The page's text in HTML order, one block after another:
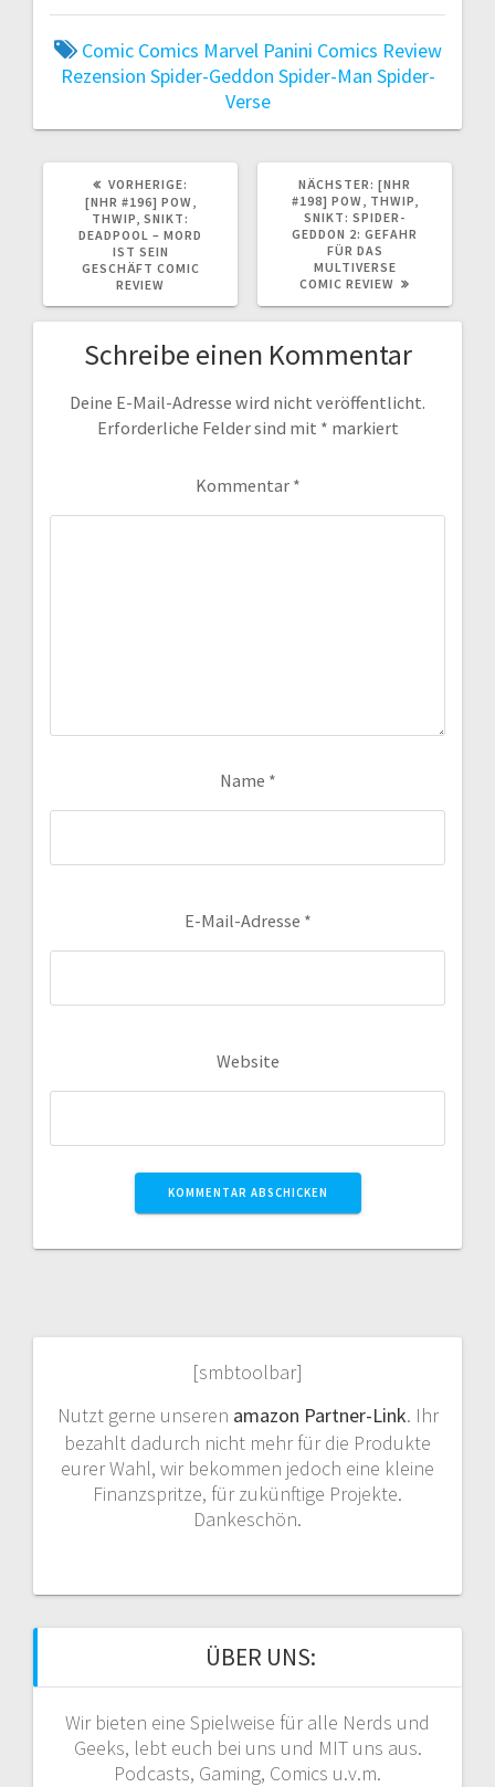
Comic Comics Marvel Panini Comics Review
Rezension Spider-Geddon Spider-Man Spider-
Verse
VORHERIGE:
BEITRAG:
[NHR #196] POW,
THWIP, SNIKT:
DEADPOOL – MORD
IST SEIN
GESCHÄFT COMIC
REVIEW
NÄCHSTER: NÄCHSTER
BEITRAG:
[NHR
#198] POW, THWIP,
SNIKT: SPIDER-
GEDDON 2: GEFAHR
FÜR DAS
MULTIVERSE
COMIC REVIEW
Schreibe einen Kommentar
Deine E-Mail-Adresse wird nicht veröffentlicht.
Erforderliche Felder sind mit * markiert
Kommentar *
Name *
E-Mail-Adresse *
Website
[smbtoolbar]
Nutzt gerne unseren amazon Partner-Link. Ihr
bezahlt dadurch nicht mehr für die Produkte
eurer Wahl, wir bekommen jedoch eine kleine
Finanzspritze, für zukünftige Projekte.
Dankeschön.
ÜBER UNS:
Wir bieten eine Spielweise für alle Nerds und
Geeks, lebt euch bei uns und MIT uns aus.
Podcasts, Gaming, Comics u.v.m.